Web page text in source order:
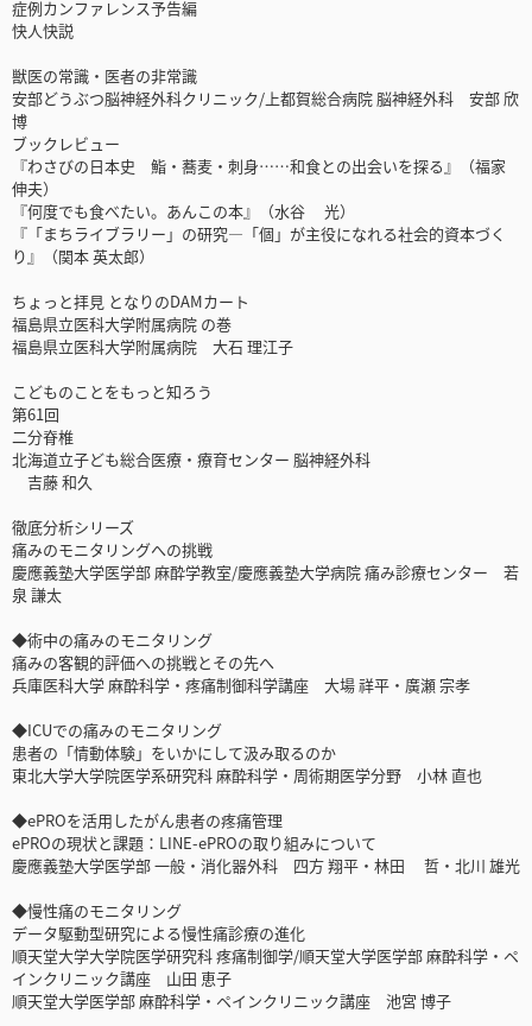
症例カンファレンス予告編
快人快説
獣医の常識・医者の非常識
安部どうぶつ脳神経外科クリニック/上都賀総合病院 脳神経外科 安部 欣
博
ブックレビュー
『わさびの日本史 鮨・蕎麦・刺身……和食との出会いを探る』（福家
伸夫）
『何度でも食べたい。あんこの本』（水谷 光）
『「まちライブラリー」の研究—「個」が主役になれる社会的資本づく
り』（関本 英太郎）
ちょっと拝見 となりのDAMカート
福島県立医科大学附属病院 の巻
福島県立医科大学附属病院 大石 理江子
こどものことをもっと知ろう
第61回
二分脊椎
北海道立子ども総合医療・療育センター 脳神経外科
吉藤 和久
徹底分析シリーズ
痛みのモニタリングへの挑戦
慶應義塾大学医学部 麻酔学教室/慶應義塾大学病院 痛み診療センター 若
泉 謙太
◆術中の痛みのモニタリング
痛みの客観的評価への挑戦とその先へ
兵庫医科大学 麻酔科学・疼痛制御科学講座 大場 祥平・廣瀬 宗孝
◆ICUでの痛みのモニタリング
患者の「情動体験」をいかにして汲み取るのか
東北大学大学院医学系研究科 麻酔科学・周術期医学分野 小林 直也
◆ePROを活用したがん患者の疼痛管理
ePROの現状と課題：LINE-ePROの取り組みについて
慶應義塾大学医学部 一般・消化器外科 四方 翔平・林田 哲・北川 雄光
◆慢性痛のモニタリング
データ駆動型研究による慢性痛診療の進化
順天堂大学大学院医学研究科 疼痛制御学/順天堂大学医学部 麻酔科学・ペ
インクリニック講座 山田 恵子
順天堂大学医学部 麻酔科学・ペインクリニック講座 池宮 博子